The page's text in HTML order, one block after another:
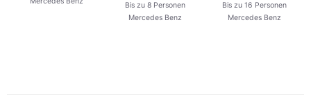
Bis zu 8 Personen
Mercedes Benz
Bis zu 16 Personen
Mercedes Benz